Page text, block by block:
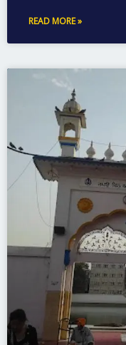
READ MORE »